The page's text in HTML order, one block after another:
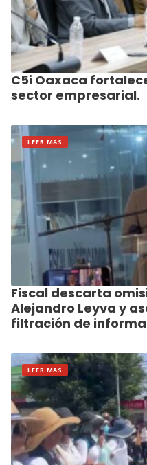
C5i Oaxaca
sector empresarial.
LEER MAS
Fiscal descarta
Alejandro Leyva y
filtración de
LEER MAS